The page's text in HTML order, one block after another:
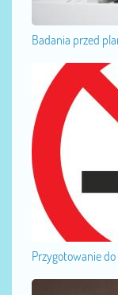
Badania przed
Przygotowanie do